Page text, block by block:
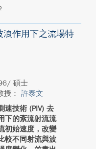
浪作用下之流場特
碩士
授： 許泰文
速技術 (PIV) 去
下的紊流射流流
初始速度，改變
較不同射流與波